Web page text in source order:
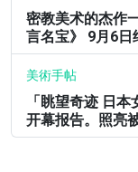
密教美术的杰作
言名宝》 9月6日
美術手帖
「眺望奇迹 日
开幕报告。照亮